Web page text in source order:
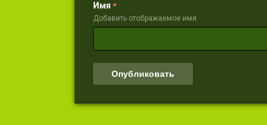
Имя *
Добавить отображаемое имя